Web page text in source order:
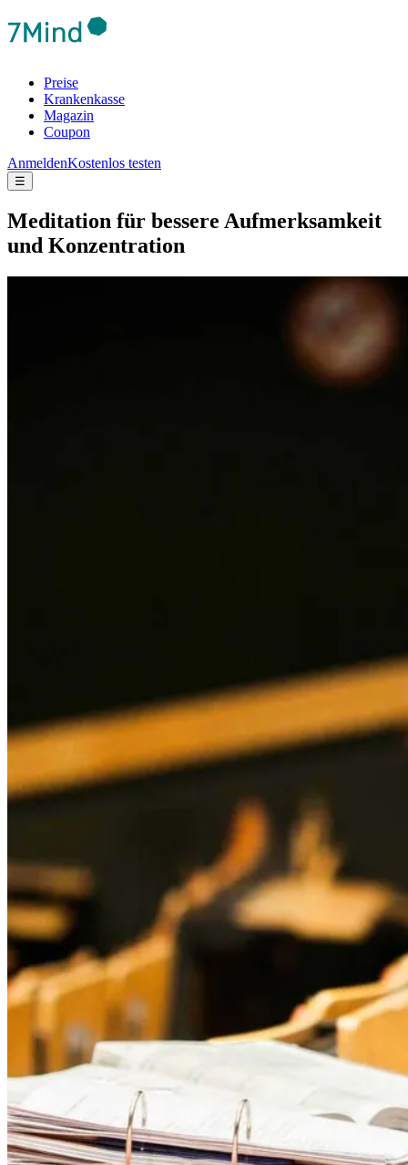
Preise
Krankenkasse
Magazin
Coupon
AnmeldenKostenlos testen
☰
Medi­ta­tion für bes­sere Auf­merk­sam­keit
und Kon­zen­tra­tion